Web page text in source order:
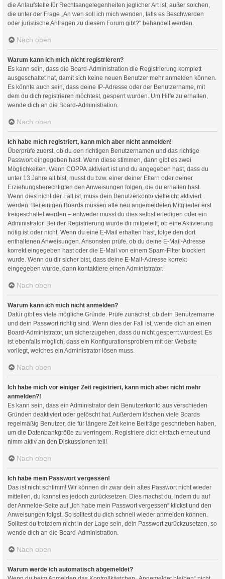
die Anlaufstelle für Rechtsangelegenheiten jeglicher Art ist; außer solchen,
die unter der Frage „An wen soll ich mich wenden, falls es Beschwerden
oder juristische Anfragen zu diesem Forum gibt?“ behandelt werden.
Nach oben
Warum kann ich mich nicht registrieren?
Es kann sein, dass die Board-Administration die Registrierung komplett
ausgeschaltet hat, damit sich keine neuen Benutzer mehr anmelden können.
Es könnte auch sein, dass deine IP-Adresse oder der Benutzername, mit
dem du dich registrieren möchtest, gesperrt wurden. Um Hilfe zu erhalten,
wende dich an die Board-Administration.
Nach oben
Ich habe mich registriert, kann mich aber nicht anmelden!
Überprüfe zuerst, ob du den richtigen Benutzernamen und das richtige
Passwort eingegeben hast. Wenn diese stimmen, dann gibt es zwei
Möglichkeiten. Wenn COPPA aktiviert ist und du angegeben hast, dass du
unter 13 Jahre alt bist, musst du bzw. einer deiner Eltern oder deiner
Erziehungsberechtigten den Anweisungen folgen, die du erhalten hast.
Wenn dies nicht der Fall ist, muss dein Benutzerkonto vielleicht aktiviert
werden. Bei einigen Boards müssen alle neu angemeldeten Mitglieder erst
freigeschaltet werden – entweder musst du dies selbst erledigen oder ein
Administrator. Bei der Registrierung wurde dir mitgeteilt, ob eine Aktivierung
nötig ist oder nicht. Wenn du eine E-Mail erhalten hast, folge den dort
enthaltenen Anweisungen. Ansonsten prüfe, ob du deine E-Mail-Adresse
korrekt eingegeben hast oder die E-Mail von einem Spam-Filter blockiert
wurde. Wenn du dir sicher bist, dass deine E-Mail-Adresse korrekt
eingegeben wurde, dann kontaktiere einen Administrator.
Nach oben
Warum kann ich mich nicht anmelden?
Dafür gibt es viele mögliche Gründe. Prüfe zunächst, ob dein Benutzername
und dein Passwort richtig sind. Wenn dies der Fall ist, wende dich an einen
Board-Administrator, um sicherzugehen, dass du nicht gesperrt wurdest. Es
ist ebenfalls möglich, dass ein Konfigurationsproblem mit der Website
vorliegt, welches ein Administrator lösen muss.
Nach oben
Ich habe mich vor einiger Zeit registriert, kann mich aber nicht mehr
anmelden?!
Es kann sein, dass ein Administrator dein Benutzerkonto aus verschieden
Gründen deaktiviert oder gelöscht hat. Außerdem löschen viele Boards
regelmäßig Benutzer, die für längere Zeit keine Beiträge geschrieben haben,
um die Datenbankgröße zu verringern. Registriere dich einfach erneut und
nimm aktiv an den Diskussionen teil!
Nach oben
Ich habe mein Passwort vergessen!
Das ist nicht schlimm! Wir können dir zwar dein altes Passwort nicht wieder
mitteilen, du kannst es jedoch zurücksetzen. Dies machst du, indem du auf
der Anmelde-Seite auf „Ich habe mein Passwort vergessen“ klickst und den
Anweisungen folgst. So solltest du dich schnell wieder anmelden können.
Solltest du trotzdem nicht in der Lage sein, dein Passwort zurückzusetzen, so
wende dich an die Board-Administration.
Nach oben
Warum werde ich automatisch abgemeldet?